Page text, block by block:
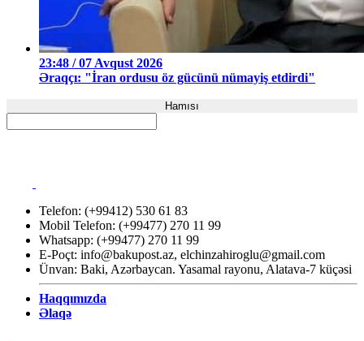
23:48 / 07 Avqust 2026
Əraqçı: "İran ordusu öz gücünü nümayiş etdirdi"
Hamısı
Telefon: (+99412) 530 61 83
Mobil Telefon: (+99477) 270 11 99
Whatsapp: (+99477) 270 11 99
E-Poçt: info@bakupost.az, elchinzahiroglu@gmail.com
Ünvan: Baki, Azərbaycan. Yasamal rayonu, Alatava-7 küçəsi
Haqqımızda
Əlaqə